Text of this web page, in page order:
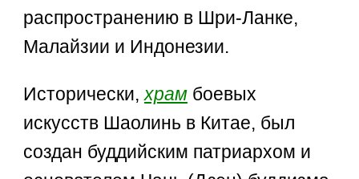
распространению в Шри-Ланке,
Малайзии и Индонезии.
Исторически,храм боевых
искусств Шаолинь в Китае, был
создан буддийским патриархом и